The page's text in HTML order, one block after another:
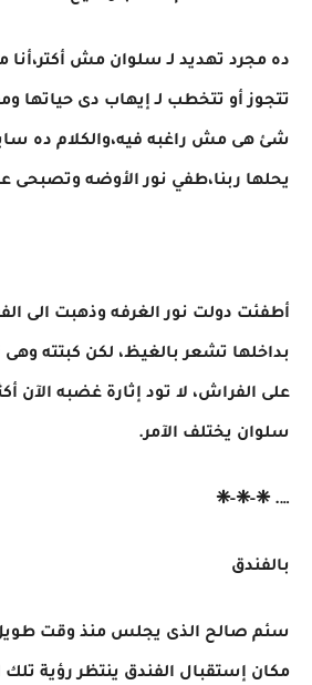
ده مجرد تهديد لـ سلوان مش
تتجوز أو تتخطب لـ إيهاب دى حياتها
شئ هى مش راغبه فيه،والكلام ده
يحلها ربنا،طفي نور الأوضه وتصبحى
أطفئت دولت نور الغرفه وذهبت الى
بداخلها تشعر بالغيظ، لكن كبتته
على الفراش، لا تود إثارة غضبه الآن
سلوان يختلف الآمر.
…. ❈-❈-❈
بالفندق
سئم صالح الذى يجلس منذ وقت
مكان إستقبال الفندق ينتظر رؤية